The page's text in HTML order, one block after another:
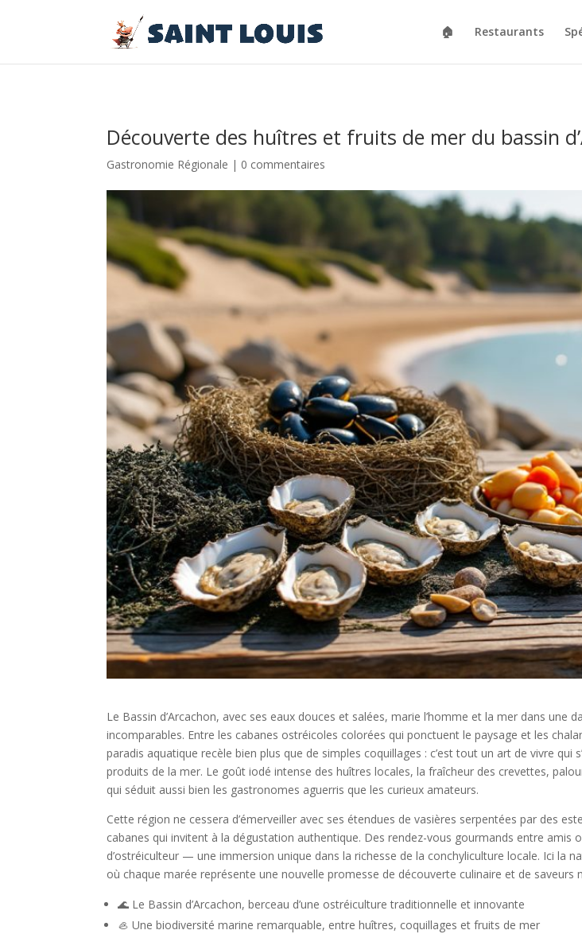
🏠 Restaurants
Découverte des huîtres et fruits de mer du bassin
Gastronomie Régionale | 0 commentaires
Le Bassin d’Arcachon, avec ses eaux douces et salées, marie l’homme et la mer dans une
incomparables. Entre les cabanes ostréicoles colorées qui ponctuent le paysage et les
paradis aquatique recèle bien plus que de simples coquillages : c’est tout un art de vivre
produits de la mer. Le goût iodé intense des huîtres locales, la fraîcheur des crevettes,
qui séduit aussi bien les gastronomes aguerris que les curieux amateurs.
Cette région ne cessera d’émerveiller avec ses étendues de vasières serpentées par des
cabanes qui invitent à la dégustation authentique. Des rendez-vous gourmands entre
d’ostréiculteur — une immersion unique dans la richesse de la conchyliculture locale. Ici la
où chaque marée représente une nouvelle promesse de découverte culinaire et de saveurs
🌊 Le Bassin d’Arcachon, berceau d’une ostréiculture traditionnelle et innovante
🦪 Une biodiversité marine remarquable, entre huîtres, coquillages et fruits de mer